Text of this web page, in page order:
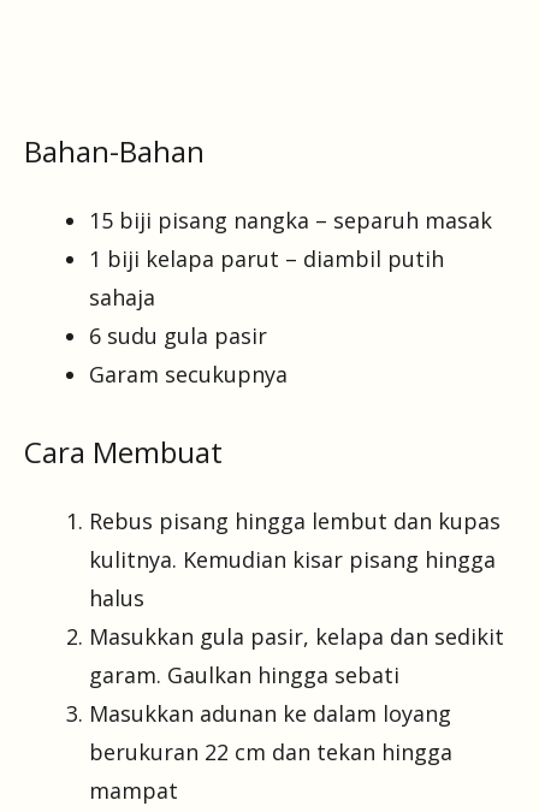
Bahan-Bahan
15 biji pisang nangka – separuh masak
1 biji kelapa parut – diambil putih
sahaja
6 sudu gula pasir
Garam secukupnya
Cara Membuat
Rebus pisang hingga lembut dan kupas
kulitnya. Kemudian kisar pisang hingga
halus
Masukkan gula pasir, kelapa dan sedikit
garam. Gaulkan hingga sebati
Masukkan adunan ke dalam loyang
berukuran 22 cm dan tekan hingga
mampat